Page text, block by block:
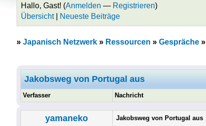
Hallo, Gast! (Anmelden — Registrieren)
Übersicht| Neueste Beiträge
» Japanisch Netzwerk» Ressourcen » Gespräche»
Jakobsweg von Portugal aus
Verfasser Nachricht
yamaneko Jakobsweg von Portugal aus